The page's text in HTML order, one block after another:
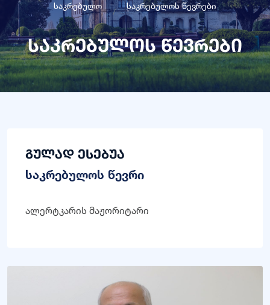
საკრებულო საკრებულოს წევრები
საკრებულოს წევრები
გულად ესებუა
საკრებულოს წევრი
ალერტკარის მაჟორიტარი